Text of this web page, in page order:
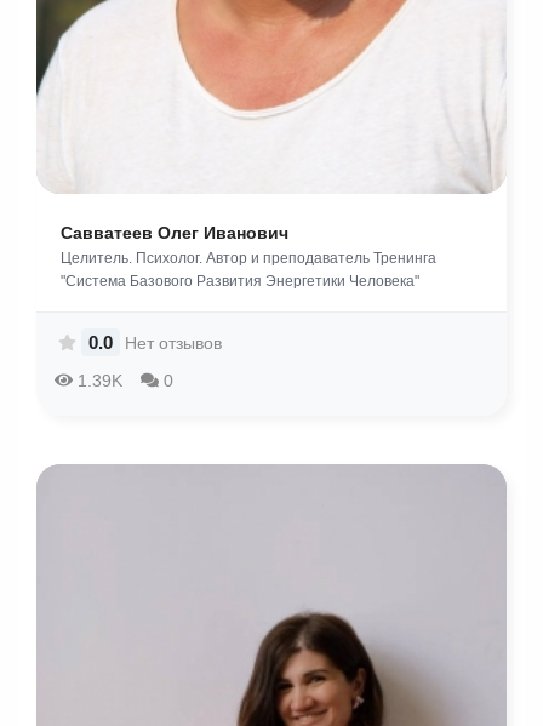
Савватеев Олег Иванович
Целитель. Психолог. Автор и преподаватель Тренинга
"Система Базового Развития Энергетики Человека"
1.39K 0
0.0 Нет отзывов